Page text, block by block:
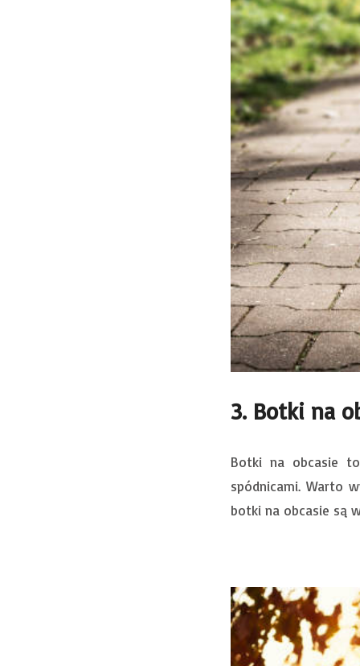
3. Botki na
Botki na obcasie
spódnicami. Warto
botki na obcasie są